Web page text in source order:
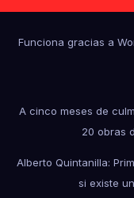
Funciona gracias a
A cinco meses de
20 obras
Alberto Quintanilla:
si existe